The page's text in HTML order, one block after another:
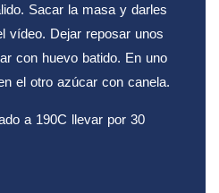
Sacar la masa y darles
vídeo. Dejar reposar unos
con huevo batido. En uno
el otro azúcar con canela.
a 190C llevar por 30